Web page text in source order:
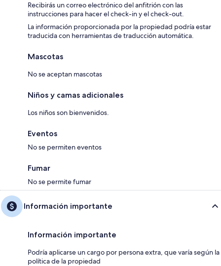
Recibirás un correo electrónico del anfitrión con las
instrucciones para hacer el check-in y el check-out.
La información proporcionada por la propiedad podría estar
traducida con herramientas de traducción automática.
Mascotas
No se aceptan mascotas
Niños y camas adicionales
Los niños son bienvenidos.
Eventos
No se permiten eventos
Fumar
No se permite fumar
Información importante
Información importante
Podría aplicarse un cargo por persona extra, que varía según la
política de la propiedad